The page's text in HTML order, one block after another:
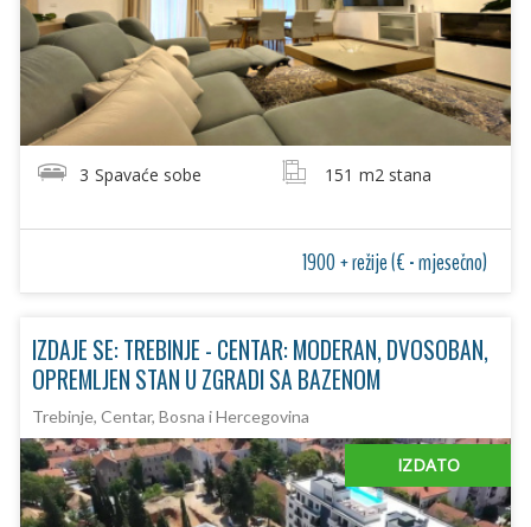
3 Spavaće sobe 151 m2 stana
1900 + režije (€ - mjesečno)
IZDAJE SE: TREBINJE - CENTAR: MODERAN, DVOSOBAN,
OPREMLJEN STAN U ZGRADI SA BAZENOM
Trebinje, Centar, Bosna i Hercegovina
IZDATO